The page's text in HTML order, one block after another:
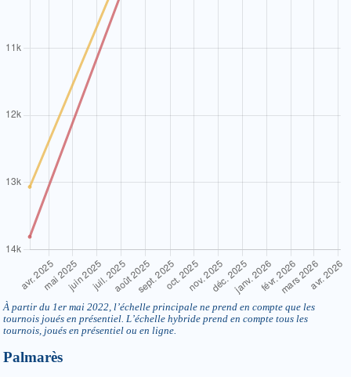
À partir du 1er mai 2022, l’échelle principale ne prend en compte que les
tournois joués en présentiel. L’échelle hybride prend en compte tous les
tournois, joués en présentiel ou en ligne.
Palmarès